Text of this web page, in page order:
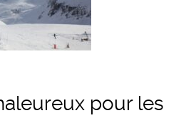
pour les